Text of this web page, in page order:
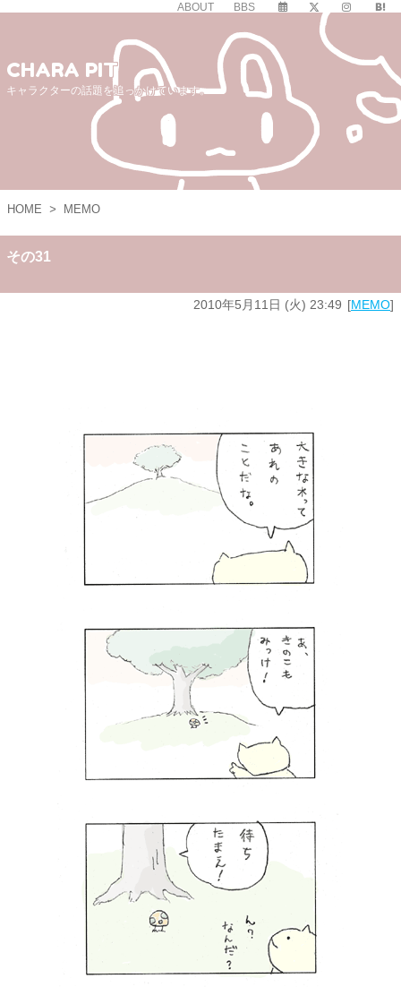
ABOUT BBS
CHARA PIT
キャラクターの話題を追っかけています。
HOME > MEMO
その31
2010年5月11日 (火) 23:49 MEMO